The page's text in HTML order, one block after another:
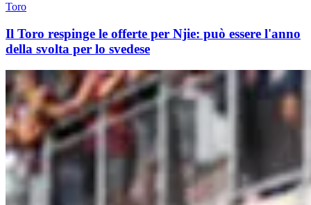
Toro
Il Toro respinge le offerte per Njie: può essere l'anno
della svolta per lo svedese